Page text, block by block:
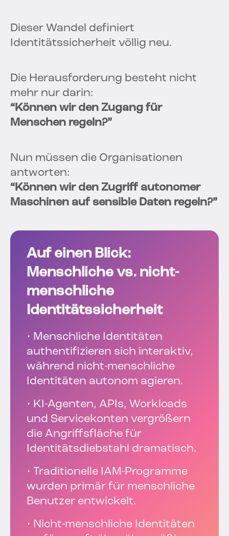
Dieser Wandel definiert
Identitätssicherheit völlig neu.
Die Herausforderung besteht nicht
mehr nur darin:
“Können wir den Zugang für
Menschen regeln?”
Nun müssen die Organisationen
antworten:
“Können wir den Zugriff autonomer
Maschinen auf sensible Daten regeln?”
Auf einen Blick:
Menschliche vs. nicht-
menschliche
Identitätssicherheit
• Menschliche Identitäten
authentifizieren sich interaktiv,
während nicht-menschliche
Identitäten autonom agieren.
• KI-Agenten, APIs, Workloads
und Servicekonten vergrößern
die Angriffsfläche für
Identitätsdiebstahl dramatisch.
• Traditionelle IAM-Programme
wurden primär für menschliche
Benutzer entwickelt.
• Nicht-menschliche Identitäten